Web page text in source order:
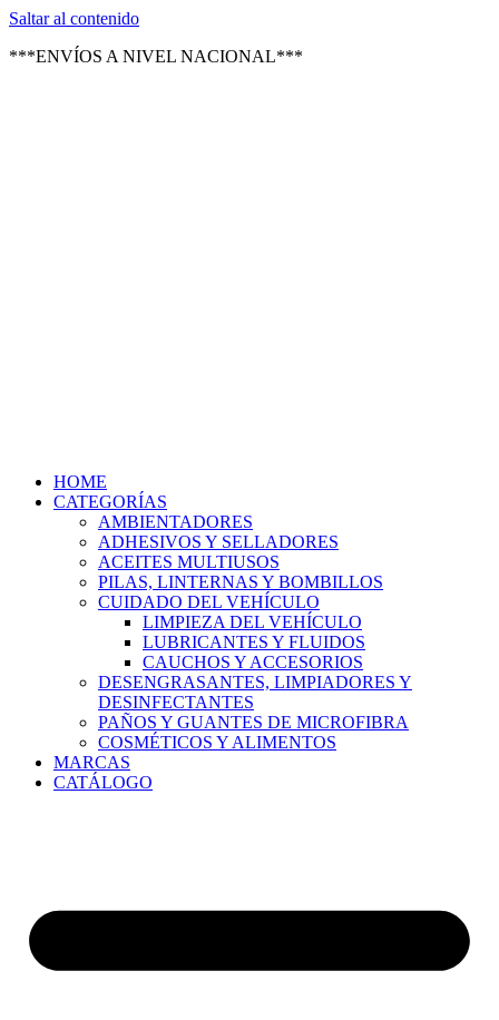
Texsal Venezuela –
Saltar al contenido
***ENVÍOS A NIVEL NACIONAL***
HOME
CATEGORÍAS
AMBIENTADORES
ADHESIVOS Y SELLADORES
ACEITES MULTIUSOS
PILAS, LINTERNAS Y BOMBILLOS
CUIDADO DEL VEHÍCULO
LIMPIEZA DEL VEHÍCULO
LUBRICANTES Y FLUIDOS
CAUCHOS Y ACCESORIOS
DESENGRASANTES, LIMPIADORES Y
DESINFECTANTES
PAÑOS Y GUANTES DE MICROFIBRA
COSMÉTICOS Y ALIMENTOS
MARCAS
CATÁLOGO